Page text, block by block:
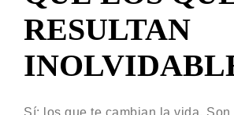
RESULTAN
Sí: los que te cambian la vida. Son